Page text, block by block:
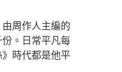
周作人主編的
。日常平凡每
時代都是他平